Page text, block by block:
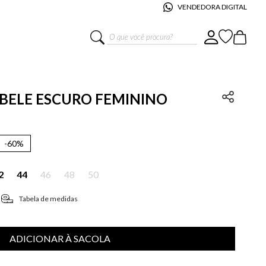
VENDEDORA DIGITAL
O que você procura?
ESCURO FEMININO
-60%
44 46 48 50
Tabela de medidas
ADICIONAR À SACOLA